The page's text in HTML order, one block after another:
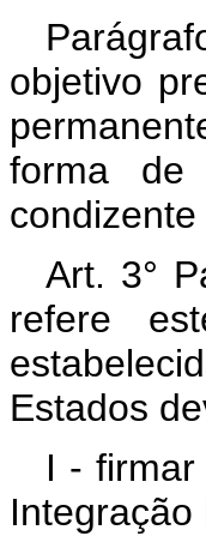
objetivo
forma de
Art. 3°
refere
Estados
I -
Integração